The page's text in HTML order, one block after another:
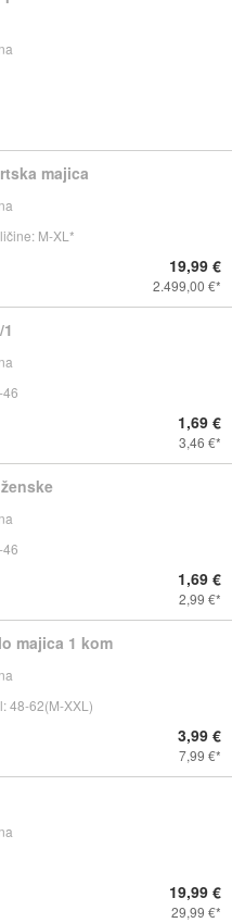
majica
M-XL*
19,99 €
2.499,00 €
1,69 €
3,46 €
1,69 €
2,99 €
majica 1 kom
48-62(M-XXL)
3,99 €
7,99 €
19,99 €
29,99 €